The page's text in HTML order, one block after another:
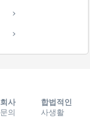
회사
문의
합법적인
사생활